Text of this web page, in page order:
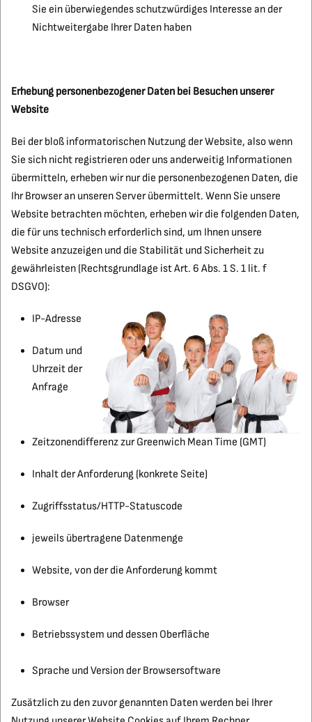
Sie ein überwiegendes schutzwürdiges Interesse an der
Nichtweitergabe Ihrer Daten haben
Erhebung personenbezogener Daten bei Besuchen unserer
Website
Bei der bloß informatorischen Nutzung der Website, also wenn
Sie sich nicht registrieren oder uns anderweitig Informationen
übermitteln, erheben wir nur die personenbezogenen Daten, die
Ihr Browser an unseren Server übermittelt. Wenn Sie unsere
Website betrachten möchten, erheben wir die folgenden Daten,
die für uns technisch erforderlich sind, um Ihnen unsere
Website anzuzeigen und die Stabilität und Sicherheit zu
gewährleisten (Rechtsgrundlage ist Art. 6 Abs. 1 S. 1 lit. f
DSGVO):
IP-Adresse
Datum und
Uhrzeit der
Anfrage
Zeitzonendifferenz zur Greenwich Mean Time (GMT)
Inhalt der Anforderung (konkrete Seite)
Zugriffsstatus/HTTP-Statuscode
jeweils übertragene Datenmenge
Website, von der die Anforderung kommt
Browser
Betriebssystem und dessen Oberfläche
Sprache und Version der Browsersoftware
Zusätzlich zu den zuvor genannten Daten werden bei Ihrer